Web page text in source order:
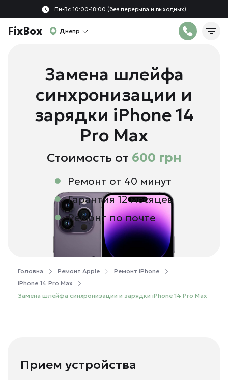
Пн-Вс 10:00-18:00 (без перерыва и выходных)
FixBox Днепр
Замена шлейфа
синхронизации и
зарядки iPhone 14
Pro Max
Стоимость от 600 грн
Ремонт от 40 минут
Гарантия 12 месяцев
Ремонт по почте
Головна Ремонт Apple
Ремонт iPhone
iPhone 14 Pro Max
Замена шлейфа синхронизации и зарядки iPhone 14 Pro Max
Прием устройства